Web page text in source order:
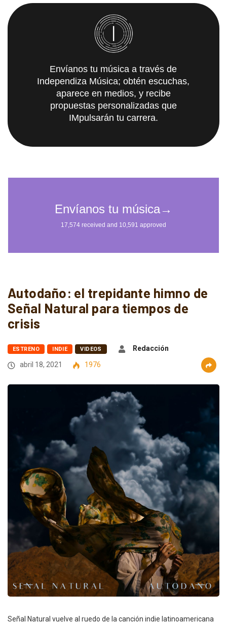
Envíanos tu música a través de
Independiza Música; obtén escuchas,
aparece en medios, y recibe
propuestas personalizadas que
IMpulsarán tu carrera.
Autodaño: el trepidante himno de
Señal Natural para tiempos de
crisis
ESTRENO INDIE VIDEOS
Redacción
abril 18, 2021
1976
Señal Natural vuelve al ruedo de la canción indie latinoamericana